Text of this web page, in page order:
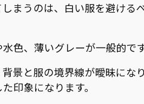
まうのは、白い服を避ける
色、薄いグレーが一般的で
景と服の境界線が曖昧にな
印象になります。